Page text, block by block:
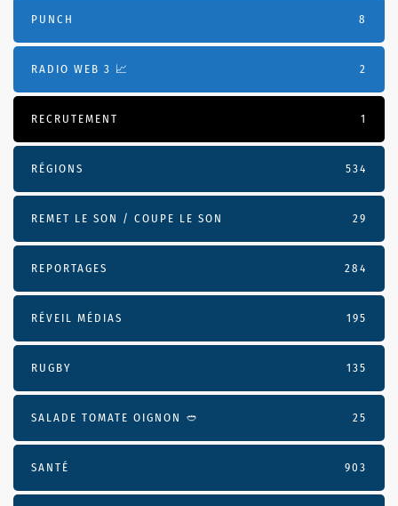
PUNCH 8
RADIO WEB 3 📈 2
RECRUTEMENT 1
RÉGIONS 534
REMET LE SON / COUPE LE SON 29
REPORTAGES 284
RÉVEIL MÉDIAS 195
RUGBY 135
SALADE TOMATE OIGNON 🥙 25
SANTÉ 903